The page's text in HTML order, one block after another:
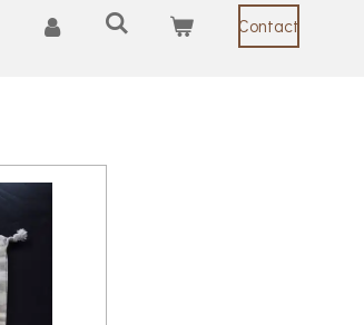
Contact